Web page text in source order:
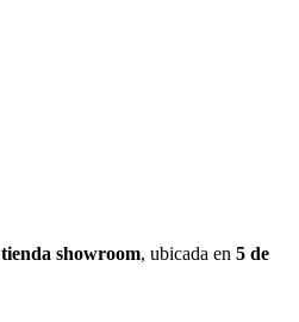
tienda showroom, ubicada en 5 de